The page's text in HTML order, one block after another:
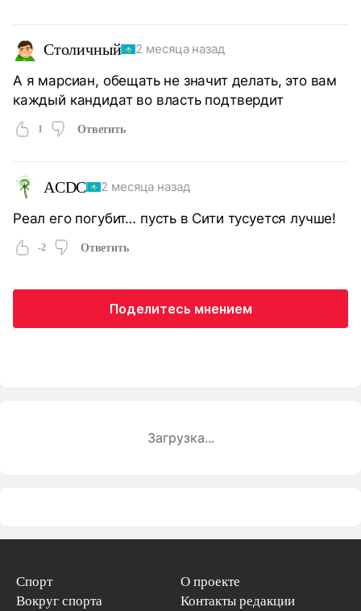
Столичный 2 месяца назад
А я марсиан, обещать не значит делать, это вам
каждый кандидат во власть подтвердит
1 Ответить
ACDC 2 месяца назад
Реал его погубит… пусть в Сити тусуется лучше!
-2 Ответить
Поделитесь мнением
Загрузка...
Спорт
Вокруг спорта
О проекте
Контакты редакции